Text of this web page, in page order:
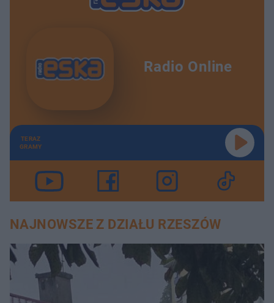
Radio Online
TERAZ
GRAMY
NAJNOWSZE Z DZIAŁU RZESZÓW